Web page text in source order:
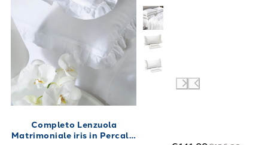
Completo Lenzuola
Matrimoniale iris in Percalle